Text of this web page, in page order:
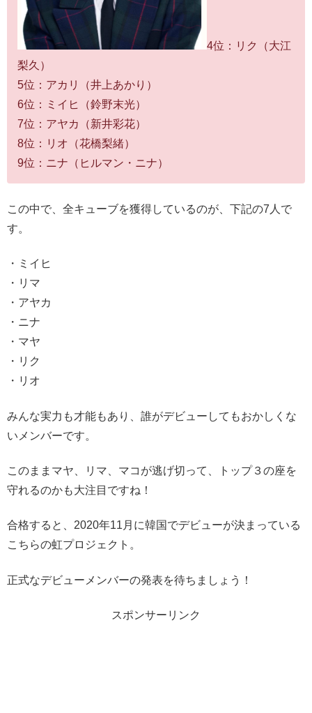
4位：リク（大江
梨久）
5位：アカリ（井上あかり）
6位：ミイヒ（鈴野末光）
7位：アヤカ（新井彩花）
8位：リオ（花橋梨緒）
9位：ニナ（ヒルマン・ニナ）
この中で、全キューブを獲得しているのが、下記の7人で
す。
・ミイヒ
・リマ
・アヤカ
・ニナ
・マヤ
・リク
・リオ
みんな実力も才能もあり、誰がデビューしてもおかしくな
いメンバーです。
このままマヤ、リマ、マコが逃げ切って、トップ３の座を
守れるのかも大注目ですね！
合格すると、2020年11月に韓国でデビューが決まっている
こちらの虹プロジェクト。
正式なデビューメンバーの発表を待ちましょう！
スポンサーリンク